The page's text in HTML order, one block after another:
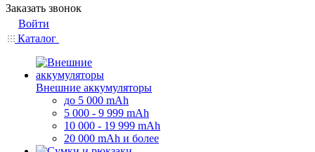
Заказать звонок
Войти
Каталог
Внешние аккумуляторы
до 5 000 mAh
5 000 - 9 999 mAh
10 000 - 19 999 mAh
20 000 mAh и более